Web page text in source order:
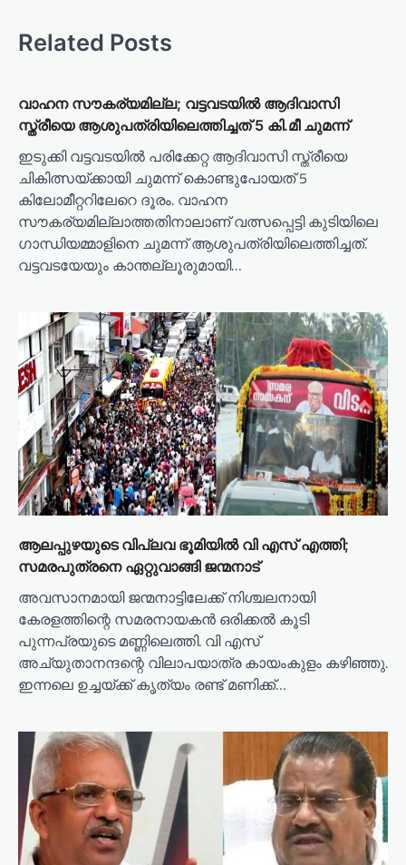
Related Posts
വാഹന സൗകര്യമില്ല; വട്ടവടയിൽ ആദിവാസി
സ്ത്രീയെ ആശുപത്രിയിലെത്തിച്ചത് 5 കി.മീ ചുമന്ന്
ഇടുക്കി വട്ടവടയിൽ പരിക്കേറ്റ ആദിവാസി സ്ത്രീയെ
ചികിത്സയ്ക്കായി ചുമന്ന് കൊണ്ടുപോയത് 5
കിലോമീറ്ററിലേറെ ദൂരം. വാഹന
സൗകര്യമില്ലാത്തതിനാലാണ് വത്സപ്പെട്ടി കുടിയിലെ
ഗാന്ധിയമ്മാളിനെ ചുമന്ന് ആശുപത്രിയിലെത്തിച്ചത്.
വട്ടവടയേയും കാന്തല്ലൂരുമായി…
ആലപ്പുഴയുടെ വിപ്ലവ ഭൂമിയിൽ വി എസ് എത്തി;
സമരപുത്രനെ ഏറ്റുവാങ്ങി ജന്മനാട്
അവസാനമായി ജന്മനാട്ടിലേക്ക് നിശ്ചലനായി
കേരളത്തിന്റെ സമരനായകൻ ഒരിക്കൽ കൂടി
പുന്നപ്രയുടെ മണ്ണിലെത്തി. വി എസ്
അച്യുതാനന്ദന്റെ വിലാപയാത്ര കായംകുളം കഴിഞ്ഞു.
ഇന്നലെ ഉച്ചയ്ക്ക് കൃത്യം രണ്ട് മണിക്ക്…